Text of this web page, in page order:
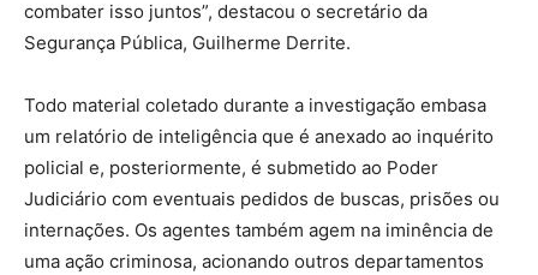
combater isso juntos”, destacou o secretário da
Segurança Pública, Guilherme Derrite.
Todo material coletado durante a investigação embasa
um relatório de inteligência que é anexado ao inquérito
policial e, posteriormente, é submetido ao Poder
Judiciário com eventuais pedidos de buscas, prisões ou
internações. Os agentes também agem na iminência de
uma ação criminosa, acionando outros departamentos